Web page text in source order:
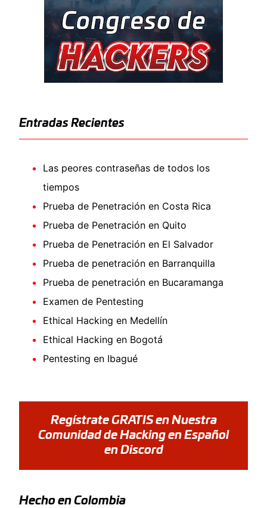
Entradas Recientes
Las peores contraseñas de todos los
tiempos
Prueba de Penetración en Costa Rica
Prueba de Penetración en Quito
Prueba de Penetración en El Salvador
Prueba de penetración en Barranquilla
Prueba de penetración en Bucaramanga
Examen de Pentesting
Ethical Hacking en Medellín
Ethical Hacking en Bogotá
Pentesting en Ibagué
Regístrate GRATIS en Nuestra
Comunidad de Hacking en Español
en Discord
Hecho en Colombia